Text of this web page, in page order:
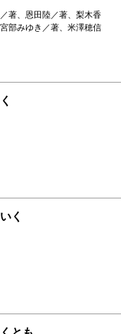
著、恩田陸／著、梨木香
部みゆき／著、米澤穂信
く